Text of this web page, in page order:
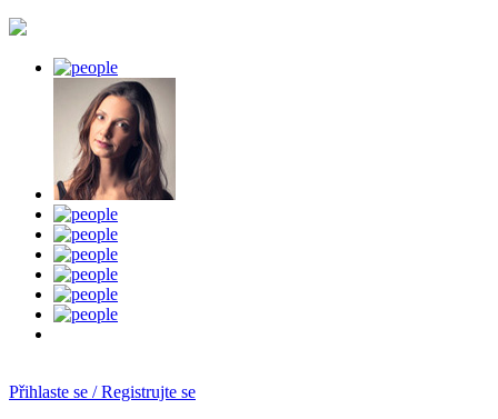
Přihlaste se / Registrujte se